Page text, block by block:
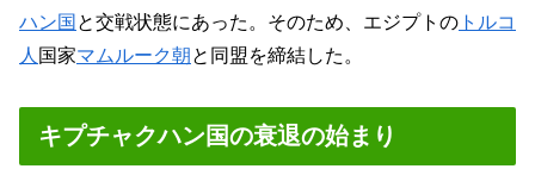
ハン国 と交戦状態にあった。そのため、エジプトの トルコ
人 国家マムルーク朝と同盟を締結した。
キプチャクハン国の衰退の始まり